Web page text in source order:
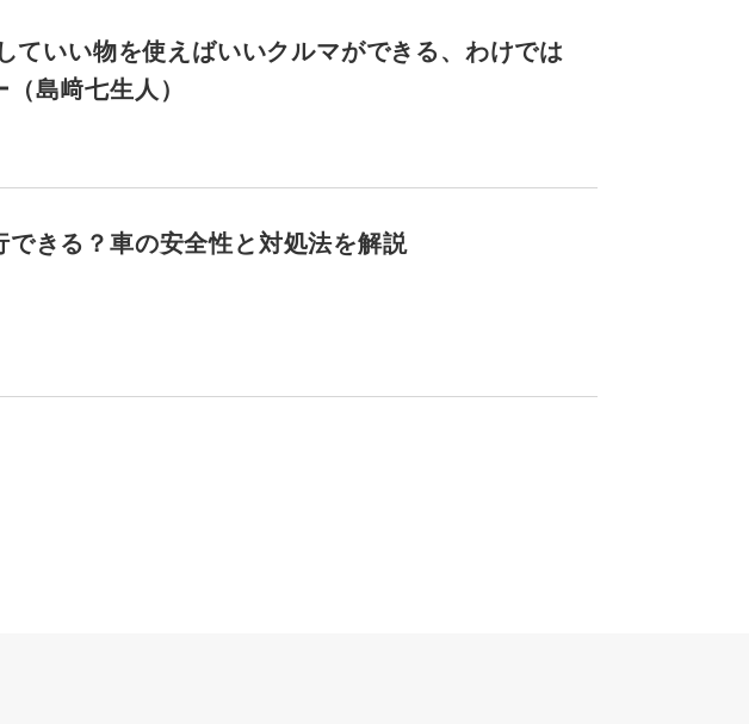
ていい物を使えばいいクルマができる、わけでは
島﨑七生人）
きる？車の安全性と対処法を解説